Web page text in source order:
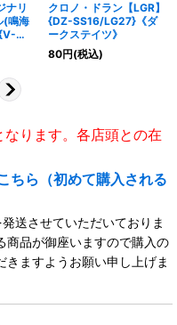
ナリ
(鳴海
》
クロノ・ドラン【LGR】
{DZ-SS16/LG27}《ダ
ークステイツ》
80円(税込)
ります。各店頭との在
ちら（初めて購入される
送させていただいておりま
商品が御座いますので購入の
ますようお願い申し上げま